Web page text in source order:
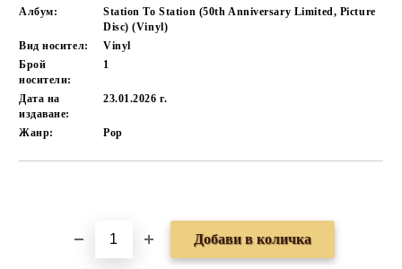
Албум:
Station To Station (50th Anniversary Limited, Picture
Disc) (Vinyl)
Вид носител:
Vinyl
Брой
носители:
1
Дата на
издаване:
23.01.2026 г.
Жанр: Pop